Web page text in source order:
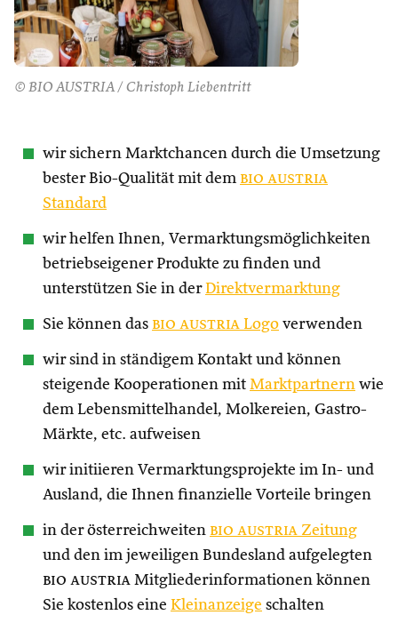
© BIO AUSTRIA / Christoph Liebentritt
wir sichern Marktchancen durch die Umsetzung
bester Bio-Qualität mit dem bio austria
Standard
wir helfen Ihnen, Vermarktungsmöglichkeiten
betriebseigener Produkte zu finden und
unterstützen Sie in derDirektvermarktung
Sie können das bio austria Logo verwenden
wir sind in ständigem Kontakt und können
steigende Kooperationen mit Marktpartnern wie
dem Lebensmittelhandel, Molkereien, Gastro-
Märkte, etc. aufweisen
wir initiieren Vermarktungsprojekte im In- und
Ausland, die Ihnen finanzielle Vorteile bringen
in der österreichweiten bio austria Zeitung
und den im jeweiligen Bundesland aufgelegten
bio austria Mitgliederinformationen können
Sie kostenlos eine Kleinanzeige schalten